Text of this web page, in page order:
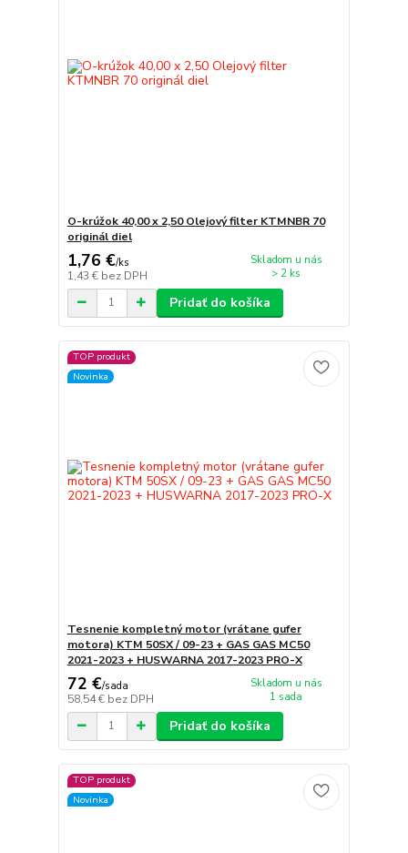
O-krúžok 40,00 x 2,50 Olejový filter KTMNBR 70
originál diel
1,76 €/ks
1,43 € bez DPH
Skladom u nás
> 2 ks
Pridať do košíka
TOP produkt
Novinka
Tesnenie kompletný motor (vrátane gufer
motora) KTM 50SX / 09-23 + GAS GAS MC50
2021-2023 + HUSWARNA 2017-2023 PRO-X
72 €/sada
58,54 € bez DPH
Skladom u nás
1 sada
Pridať do košíka
TOP produkt
Novinka